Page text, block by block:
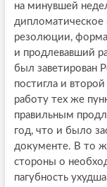
на минувшей
дипломатическое
резолюции,
и продлевавший
был заветирован
постигла и
работу тех же
правильным
год, что и было
документе. В то
стороны о
пагубность